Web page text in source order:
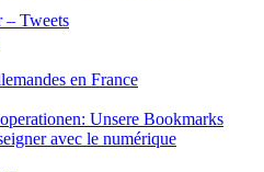
– Tweets
en France
Unsere Bookmarks
avec le numérique